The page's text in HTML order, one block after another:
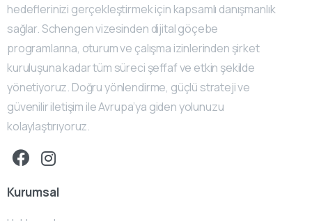
hedeflerinizi gerçekleştirmek için kapsamlı danışmanlık
sağlar. Schengen vizesinden dijital göçebe
programlarına, oturum ve çalışma izinlerinden şirket
kuruluşuna kadar tüm süreci şeffaf ve etkin şekilde
yönetiyoruz. Doğru yönlendirme, güçlü strateji ve
güvenilir iletişim ile Avrupa’ya giden yolunuzu
kolaylaştırıyoruz.
Kurumsal